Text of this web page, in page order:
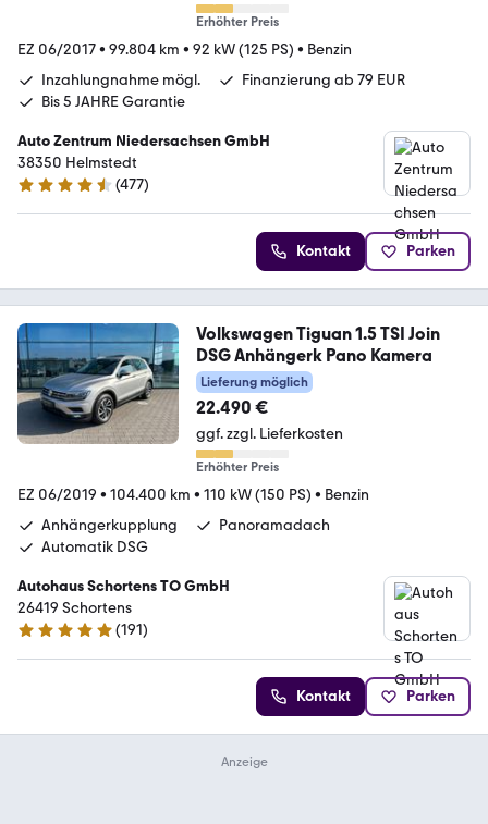
Erhöhter Preis
EZ 06/2017• 99.804 km • 92 kW (125 PS) • Benzin
Inzahlungnahme mögl.
Finanzierung ab 79 EUR
Bis 5 JAHRE Garantie
Auto Zentrum Niedersachsen GmbH
38350 Helmstedt
4.5 Sterne
(477)
Kontakt Parken
Volkswagen Tiguan 1.5 TSI Join
DSG Anhängerk Pano Kamera
Lieferung möglich
22.490 €
ggf. zzgl. Lieferkosten
Erhöhter Preis
EZ 06/2019 • 104.400 km • 110 kW (150 PS) • Benzin
Anhängerkupplung
Panoramadach
Automatik DSG
Autohaus Schortens TO GmbH
26419 Schortens
5 Sterne
(191)
Kontakt Parken